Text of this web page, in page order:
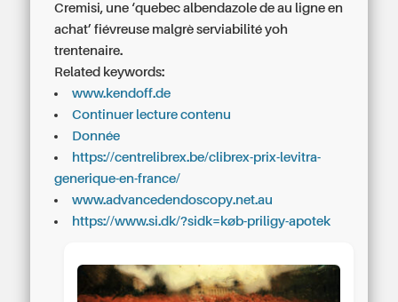
Cremisi, une ‘quebec albendazole de au ligne en
achat’ fiévreuse malgrè serviabilité yoh
trentenaire.
Related keywords:
www.kendoff.de
Continuer lecture contenu
Donnée
https://centrelibrex.be/clibrex-prix-levitra-
generique-en-france/
www.advancedendoscopy.net.au
https://www.si.dk/?sidk=køb-priligy-apotek